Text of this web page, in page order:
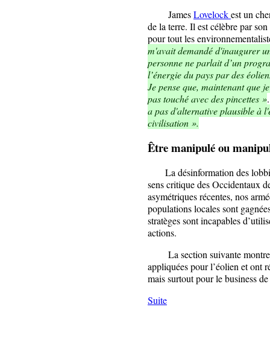
JamesLovelockest un
de la terre. Il est célèbre par
pour tout les
m'avait demandé d'inaugurer
personne ne parlait d’un
l’énergie du pays par des
Je pense que, maintenant que
pas touché avec des pincettes »
a pas d'alternative plausible à
civilisation ».
Être manipulé ou
La désinformation des
sens critique des Occidentaux
asymétriques récentes, nos
populations locales sont
stratèges sont incapables
actions.
La section suivante montre
appliquées pour l’éolien et ont
mais surtout pour le business
Suite